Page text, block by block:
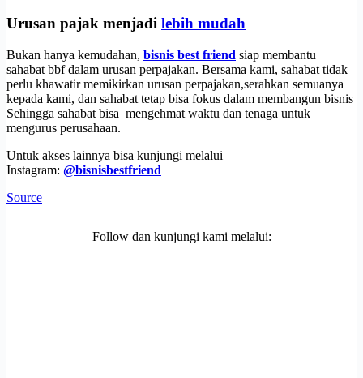
Urusan pajak menjadi lebih mudah
Bukan hanya kemudahan, bisnis best friend siap membantu
sahabat bbf dalam urusan perpajakan. Bersama kami, sahabat tidak
perlu khawatir memikirkan urusan perpajakan,serahkan semuanya
kepada kami, dan sahabat tetap bisa fokus dalam membangun bisnis
Sehingga sahabat bisa mengehmat waktu dan tenaga untuk
mengurus perusahaan.
Untuk akses lainnya bisa kunjungi melalui
Instagram: @bisnisbestfriend
Source
Follow dan kunjungi kami melalui: